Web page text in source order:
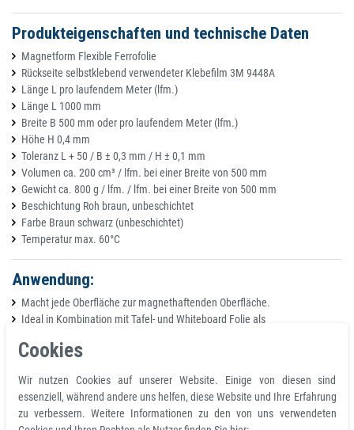
Produkteigenschaften und technische Daten
Magnetform Flexible Ferrofolie
Rückseite selbstklebend verwendeter Klebefilm 3M 9448A
Länge L pro laufendem Meter (lfm.)
Länge L 1000 mm
Breite B 500 mm oder pro laufendem Meter (lfm.)
Höhe H 0,4 mm
Toleranz L + 50 / B ± 0,3 mm / H ± 0,1 mm
Volumen ca. 200 cm³ / lfm. bei einer Breite von 500 mm
Gewicht ca. 800 g / lfm. / lfm. bei einer Breite von 500 mm
Beschichtung Roh braun, unbeschichtet
Farbe Braun schwarz (unbeschichtet)
Temperatur max. 60°C
Anwendung:
Macht jede Oberfläche zur magnethaftenden Oberfläche.
Ideal in Kombination mit Tafel- und Whiteboard Folie als
Mit einer Dekorationsfolie lässt sich das Magnetboard farblich perfekt an
Produktvorteile
Cookies
Wir nutzen Cookies auf unserer Website. Einige von diesen sind
essenziell, während andere uns helfen, diese Website und Ihre Erfahrung
zu verbessern. Weitere Informationen zu den von uns verwendeten